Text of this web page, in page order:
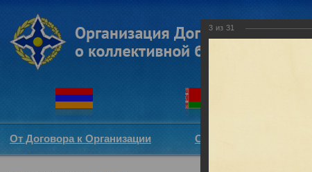
От Договора к Организации Структура ОДКБ
3 из 31